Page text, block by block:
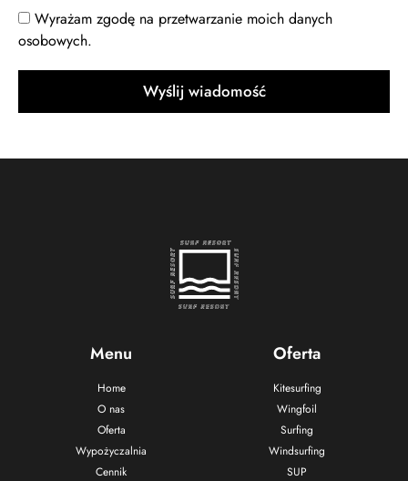
Wyrażam zgodę na przetwarzanie moich danych
osobowych.
Wyślij wiadomość
Menu
Home
O nas
Oferta
Wypożyczalnia
Cennik
Oferta
Kitesurfing
Wingfoil
Surfing
Windsurfing
SUP